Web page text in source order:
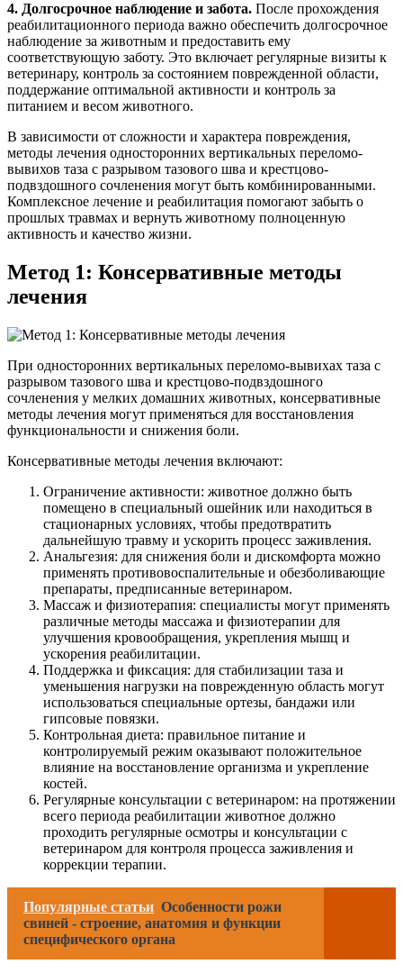
4. Долгосрочное наблюдение и забота. После прохождения
реабилитационного периода важно обеспечить долгосрочное
наблюдение за животным и предоставить ему
соответствующую заботу. Это включает регулярные визиты к
ветеринару, контроль за состоянием поврежденной области,
поддержание оптимальной активности и контроль за
питанием и весом животного.
В зависимости от сложности и характера повреждения,
методы лечения односторонних вертикальных переломо-
вывихов таза с разрывом тазового шва и крестцово-
подвздошного сочленения могут быть комбинированными.
Комплексное лечение и реабилитация помогают забыть о
прошлых травмах и вернуть животному полноценную
активность и качество жизни.
Метод 1: Консервативные методы
лечения
При односторонних вертикальных переломо-вывихах таза с
разрывом тазового шва и крестцово-подвздошного
сочленения у мелких домашних животных, консервативные
методы лечения могут применяться для восстановления
функциональности и снижения боли.
Консервативные методы лечения включают:
Ограничение активности: животное должно быть
помещено в специальный ошейник или находиться в
стационарных условиях, чтобы предотвратить
дальнейшую травму и ускорить процесс заживления.
Анальгезия: для снижения боли и дискомфорта можно
применять противовоспалительные и обезболивающие
препараты, предписанные ветеринаром.
Массаж и физиотерапия: специалисты могут применять
различные методы массажа и физиотерапии для
улучшения кровообращения, укрепления мышц и
ускорения реабилитации.
Поддержка и фиксация: для стабилизации таза и
уменьшения нагрузки на поврежденную область могут
использоваться специальные ортезы, бандажи или
гипсовые повязки.
Контрольная диета: правильное питание и
контролируемый режим оказывают положительное
влияние на восстановление организма и укрепление
костей.
Регулярные консультации с ветеринаром: на протяжении
всего периода реабилитации животное должно
проходить регулярные осмотры и консультации с
ветеринаром для контроля процесса заживления и
коррекции терапии.
Популярные статьи Особенности рожи
свиней - строение, анатомия и функции
специфического органа